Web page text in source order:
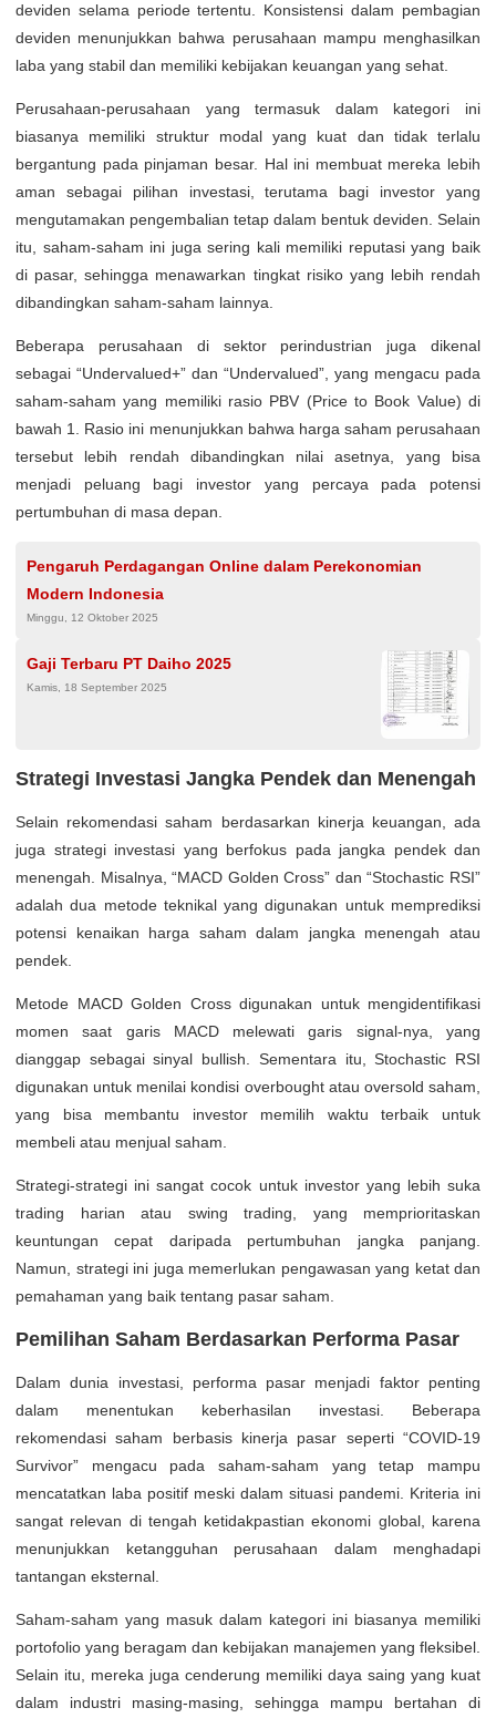
deviden selama periode tertentu. Konsistensi dalam pembagian
deviden menunjukkan bahwa perusahaan mampu menghasilkan
laba yang stabil dan memiliki kebijakan keuangan yang sehat.
Perusahaan-perusahaan yang termasuk dalam kategori ini
biasanya memiliki struktur modal yang kuat dan tidak terlalu
bergantung pada pinjaman besar. Hal ini membuat mereka lebih
aman sebagai pilihan investasi, terutama bagi investor yang
mengutamakan pengembalian tetap dalam bentuk deviden. Selain
itu, saham-saham ini juga sering kali memiliki reputasi yang baik
di pasar, sehingga menawarkan tingkat risiko yang lebih rendah
dibandingkan saham-saham lainnya.
Beberapa perusahaan di sektor perindustrian juga dikenal
sebagai “Undervalued+” dan “Undervalued”, yang mengacu pada
saham-saham yang memiliki rasio PBV (Price to Book Value) di
bawah 1. Rasio ini menunjukkan bahwa harga saham perusahaan
tersebut lebih rendah dibandingkan nilai asetnya, yang bisa
menjadi peluang bagi investor yang percaya pada potensi
pertumbuhan di masa depan.
Pengaruh Perdagangan Online dalam Perekonomian
Modern Indonesia
Minggu, 12 Oktober 2025
Gaji Terbaru PT Daiho 2025
Kamis, 18 September 2025
Strategi Investasi Jangka Pendek dan Menengah
Selain rekomendasi saham berdasarkan kinerja keuangan, ada
juga strategi investasi yang berfokus pada jangka pendek dan
menengah. Misalnya, “MACD Golden Cross” dan “Stochastic RSI”
adalah dua metode teknikal yang digunakan untuk memprediksi
potensi kenaikan harga saham dalam jangka menengah atau
pendek.
Metode MACD Golden Cross digunakan untuk mengidentifikasi
momen saat garis MACD melewati garis signal-nya, yang
dianggap sebagai sinyal bullish. Sementara itu, Stochastic RSI
digunakan untuk menilai kondisi overbought atau oversold saham,
yang bisa membantu investor memilih waktu terbaik untuk
membeli atau menjual saham.
Strategi-strategi ini sangat cocok untuk investor yang lebih suka
trading harian atau swing trading, yang memprioritaskan
keuntungan cepat daripada pertumbuhan jangka panjang.
Namun, strategi ini juga memerlukan pengawasan yang ketat dan
pemahaman yang baik tentang pasar saham.
Pemilihan Saham Berdasarkan Performa Pasar
Dalam dunia investasi, performa pasar menjadi faktor penting
dalam menentukan keberhasilan investasi. Beberapa
rekomendasi saham berbasis kinerja pasar seperti “COVID-19
Survivor” mengacu pada saham-saham yang tetap mampu
mencatatkan laba positif meski dalam situasi pandemi. Kriteria ini
sangat relevan di tengah ketidakpastian ekonomi global, karena
menunjukkan ketangguhan perusahaan dalam menghadapi
tantangan eksternal.
Saham-saham yang masuk dalam kategori ini biasanya memiliki
portofolio yang beragam dan kebijakan manajemen yang fleksibel.
Selain itu, mereka juga cenderung memiliki daya saing yang kuat
dalam industri masing-masing, sehingga mampu bertahan di